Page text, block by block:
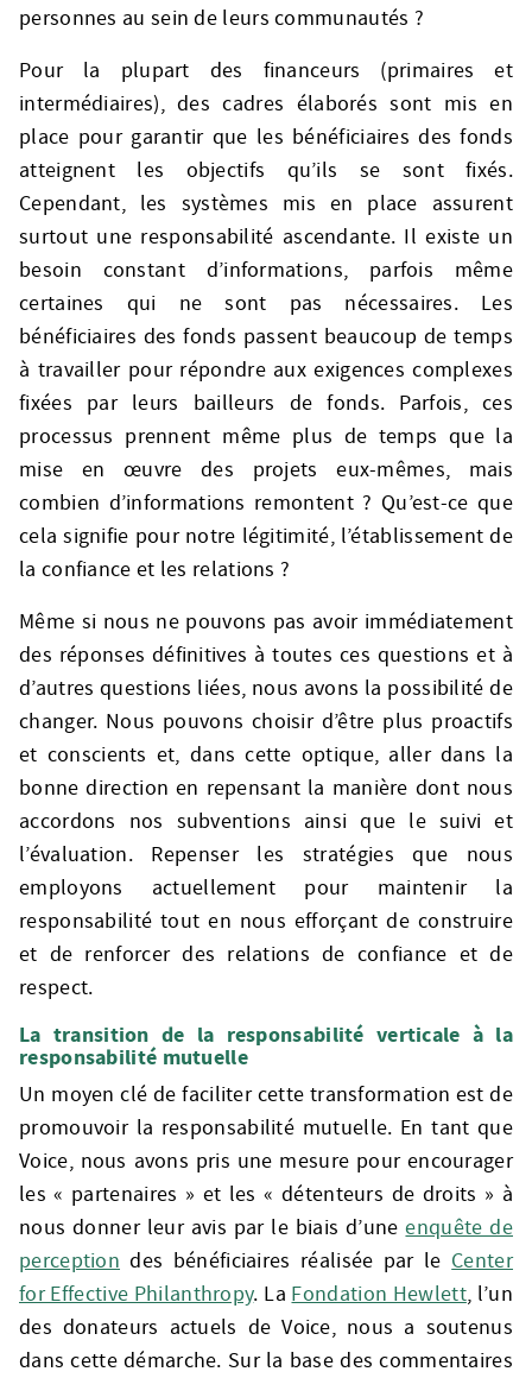
personnes au sein de leurs communautés ?
Pour la plupart des financeurs (primaires et
intermédiaires), des cadres élaborés sont mis en
place pour garantir que les bénéficiaires des fonds
atteignent les objectifs qu’ils se sont fixés.
Cependant, les systèmes mis en place assurent
surtout une responsabilité ascendante. Il existe un
besoin constant d’informations, parfois même
certaines qui ne sont pas nécessaires. Les
bénéficiaires des fonds passent beaucoup de temps
à travailler pour répondre aux exigences complexes
fixées par leurs bailleurs de fonds. Parfois, ces
processus prennent même plus de temps que la
mise en œuvre des projets eux-mêmes, mais
combien d’informations remontent ? Qu’est-ce que
cela signifie pour notre légitimité, l’établissement de
la confiance et les relations ?
Même si nous ne pouvons pas avoir immédiatement
des réponses définitives à toutes ces questions et à
d’autres questions liées, nous avons la possibilité de
changer. Nous pouvons choisir d’être plus proactifs
et conscients et, dans cette optique, aller dans la
bonne direction en repensant la manière dont nous
accordons nos subventions ainsi que le suivi et
l’évaluation. Repenser les stratégies que nous
employons actuellement pour maintenir la
responsabilité tout en nous efforçant de construire
et de renforcer des relations de confiance et de
respect.
La transition de la responsabilité verticale à la
responsabilité mutuelle
Un moyen clé de faciliter cette transformation est de
promouvoir la responsabilité mutuelle. En tant que
Voice, nous avons pris une mesure pour encourager
les « partenaires » et les « détenteurs de droits » à
nous donner leur avis par le biais d’uneenquête de
perception des bénéficiaires réalisée par le Center
for Effective Philanthropy. La Fondation Hewlett, l’un
des donateurs actuels de Voice, nous a soutenus
dans cette démarche. Sur la base des commentaires